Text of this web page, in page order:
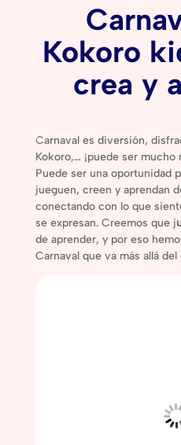
Kokoro
crea y
Carnaval es diversión,
Kokoro,… ¡puede ser mucho
Puede ser una oportunidad
jueguen, creen y aprendan
conectando con lo que
se expresan. Creemos que j
de aprender, y por eso
Carnaval que va más allá del